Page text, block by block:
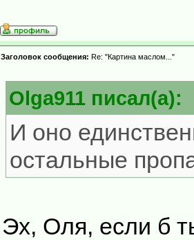
Заголовок сообщения: Re: "Картина маслом..."
Olga911 писал(а):
И оно
остальные
Эх, Оля, если б